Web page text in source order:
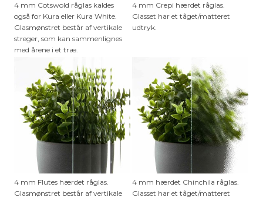
4 mm Cotswold råglas kaldes
også for Kura eller Kura White.
Glasmønstret består af vertikale
streger, som kan sammenlignes
med årene i et træ.
4 mm Crepi hærdet råglas.
Glasset har et tåget/matteret
udtryk.
4 mm Flutes hærdet råglas.
Glasmønstret består af vertikale
4 mm hærdet Chinchila råglas.
Glasset har et tåget/matteret